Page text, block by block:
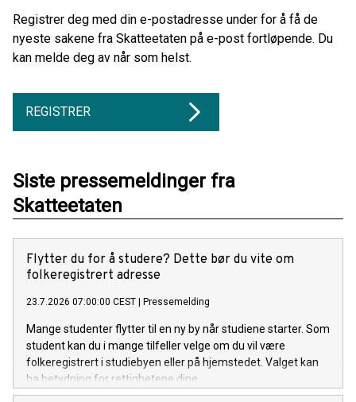
Registrer deg med din e-postadresse under for å få de
nyeste sakene fra Skatteetaten på e-post fortløpende. Du
kan melde deg av når som helst.
REGISTRER
Siste pressemeldinger fra
Skatteetaten
Flytter du for å studere? Dette bør du vite om
folkeregistrert adresse
23.7.2026 07:00:00 CEST Pressemelding
Mange studenter flytter til en ny by når studiene starter. Som
student kan du i mange tilfeller velge om du vil være
folkeregistrert i studiebyen eller på hjemstedet. Valget kan
ha betydning for rettighetene dine.